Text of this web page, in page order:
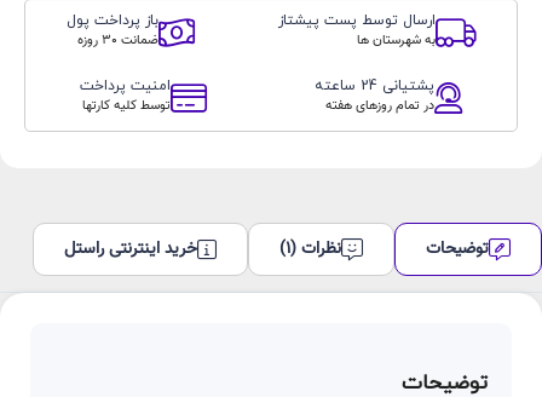
privacy
۱۷پرومکس
Iphone17promax
ارسال توسط پست پیشتاز
به شهرستان ها
باز پرداخت پول
ضمانت 30 روزه
پشتیانی 24 ساعته
در تمام روزهای هفته
امنیت پرداخت
توسط کلیه کارتها
توضیحات نظرات (1) خرید اینترنتی راستل
توضیحات